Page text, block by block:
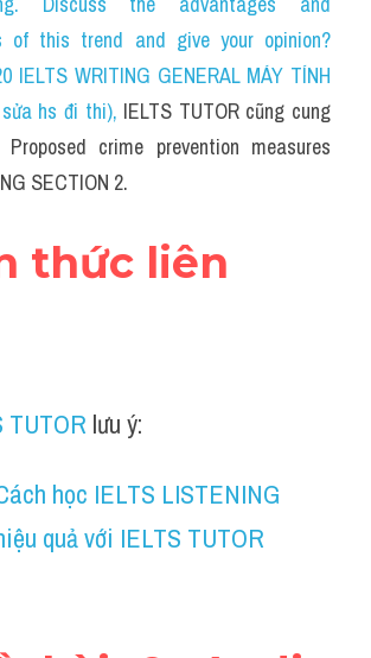
nghe Tiếng Anh cùng IELTS T
Medicine
of this trend and give your opinion?
IELTS WRITING GENERAL MÁY TÍNH
hs đi thi), IELTS TUTOR cũng cung
crime prevention measures
SECTION 2.
thức liên
TUTOR lưu ý:
học IELTS LISTENING
quả với IELTS TUTOR